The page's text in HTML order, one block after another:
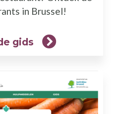
in Brussel!
gids